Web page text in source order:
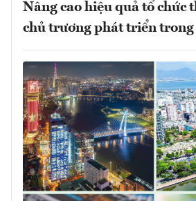
Nâng cao hiệu quả tổ chức
chủ trương phát triển